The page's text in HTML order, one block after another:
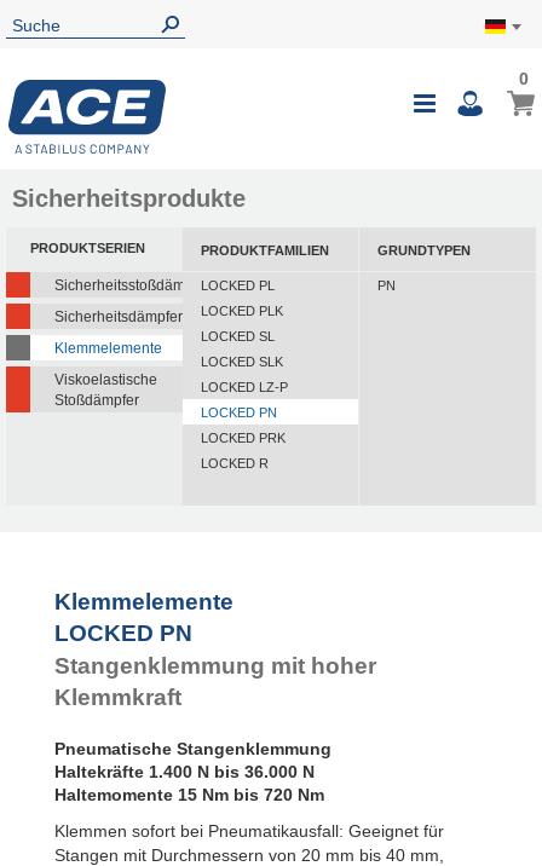
0
Sicherheitsprodukte
PRODUKTSERIEN
Sicherheitsstoßdämpfer
Sicherheitsdämpfer
Klemmelemente
Viskoelastische
Stoßdämpfer
PRODUKTFAMILIEN
LOCKED PL
LOCKED PLK
LOCKED SL
LOCKED SLK
LOCKED LZ-P
LOCKED PN
LOCKED PRK
LOCKED R
GRUNDTYPEN
PN
Klemmelemente
LOCKED PN
Stangenklemmung mit hoher
Klemmkraft
Pneumatische Stangenklemmung
Haltekräfte 1.400 N bis 36.000 N
Haltemomente 15 Nm bis 720 Nm
Klemmen sofort bei Pneumatikausfall: Geeignet für
Stangen mit Durchmessern von 20 mm bis 40 mm,